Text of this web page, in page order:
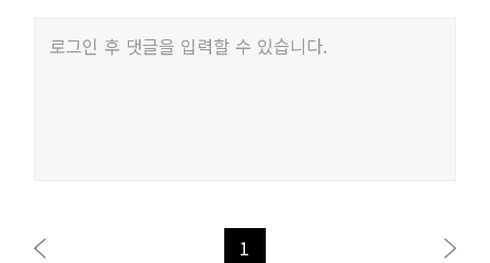
로그인 후 댓글을 입력할 수 있습니다.
1